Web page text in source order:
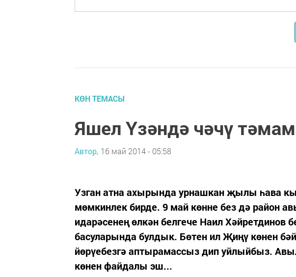
КӨН ТЕМАСЫ
Яшел Үзәндә чәчү
Автор, 16 май 2014 - 05:58
Узган атна ахырында урнашкан җылы һава
мөмкинлек бирде. 9 май көнне без дә район
идарәсенең өлкән белгече Наил Хәйретдинов
басуларында булдык. Бөтен ил Җиңү көнен
йөрүебезгә аптырамассыз дип уйлыйбыз.
көнен файдалы эш...